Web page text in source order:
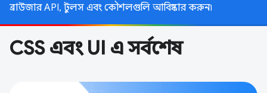
ব্রাউজার API, টুলস এবং কৌশলগুলি আবিষ্কার করুন৷
CSS এবং UI এ সর্বশেষ